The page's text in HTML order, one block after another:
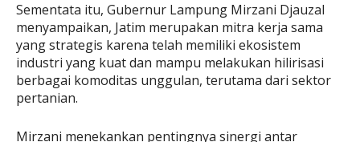
Sementata itu, Gubernur Lampung Mirzani Djauzal
menyampaikan, Jatim merupakan mitra kerja sama
yang strategis karena telah memiliki ekosistem
industri yang kuat dan mampu melakukan hilirisasi
berbagai komoditas unggulan, terutama dari sektor
pertanian.
Mirzani menekankan pentingnya sinergi antar